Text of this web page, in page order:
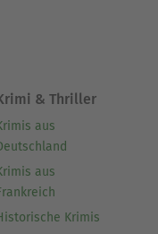
& Thriller
aus
aus
Krimis